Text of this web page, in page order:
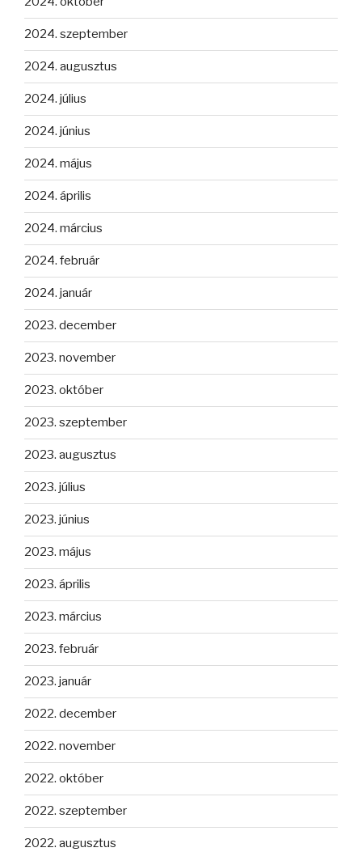
2024. szeptember
2024. augusztus
2024. július
2024. június
2024. május
2024. április
2024. március
2024. február
2024. január
2023. december
2023. november
2023. október
2023. szeptember
2023. augusztus
2023. július
2023. június
2023. május
2023. április
2023. március
2023. február
2023. január
2022. december
2022. november
2022. október
2022. szeptember
2022. augusztus